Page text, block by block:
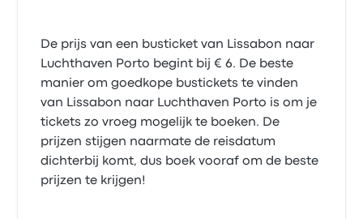
Top reis gehad,alles oké
5.0 van de 5 sterren
8 mei 2023
De prijs van een busticket van Lissabon naar
Luchthaven Porto begint bij € 6. De beste
manier om goedkope bustickets te vinden
van Lissabon naar Luchthaven Porto is om je
tickets zo vroeg mogelijk te boeken. De
prijzen stijgen naarmate de reisdatum
dichterbij komt, dus boek vooraf om de beste
prijzen te krijgen!